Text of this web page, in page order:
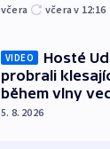
včera včera v 12:16
VIDEO
Hosté
probrali
během vlny
5. 8. 2026